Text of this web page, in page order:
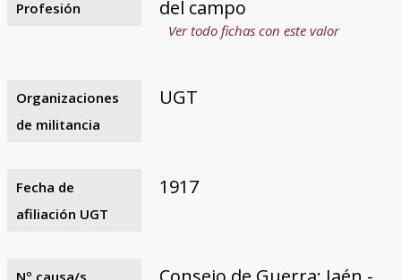
Profesión del campo
Ver todo fichas con este valor
Organizaciones
de militancia
UGT
Fecha de
afiliación UGT
1917
Nº causa/s